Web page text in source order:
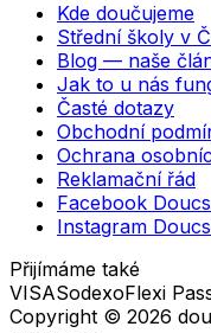
Kde doučujeme
Střední školy v
Blog — naše
Jak to u nás
Časté dotazy
Obchodní
Ochrana
Reklamační řád
Facebook
Instagram
Přijímáme také
VISASodexoFlexi
Copyright © 2026